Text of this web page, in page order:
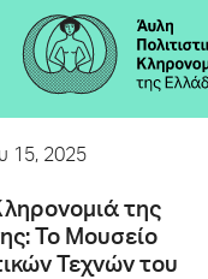
15, 2025
της
Το Μουσείο
Τεχνών του